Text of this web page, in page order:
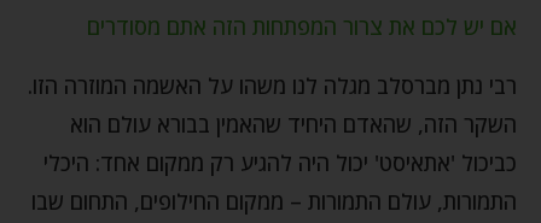
אם יש לכם את צרור המפתחות הזה אתם מסודרים
רבי נתן מברסלב מגלה לנו משהו על האשמה המוזרה הזו.
השקר הזה, שהאדם היחיד שהאמין בבורא עולם הוא
כביכול 'אתאיסט' יכול היה להגיע רק ממקום אחד: היכלי
התמורות, עולם התמורות – ממקום החילופים, התחום שבו